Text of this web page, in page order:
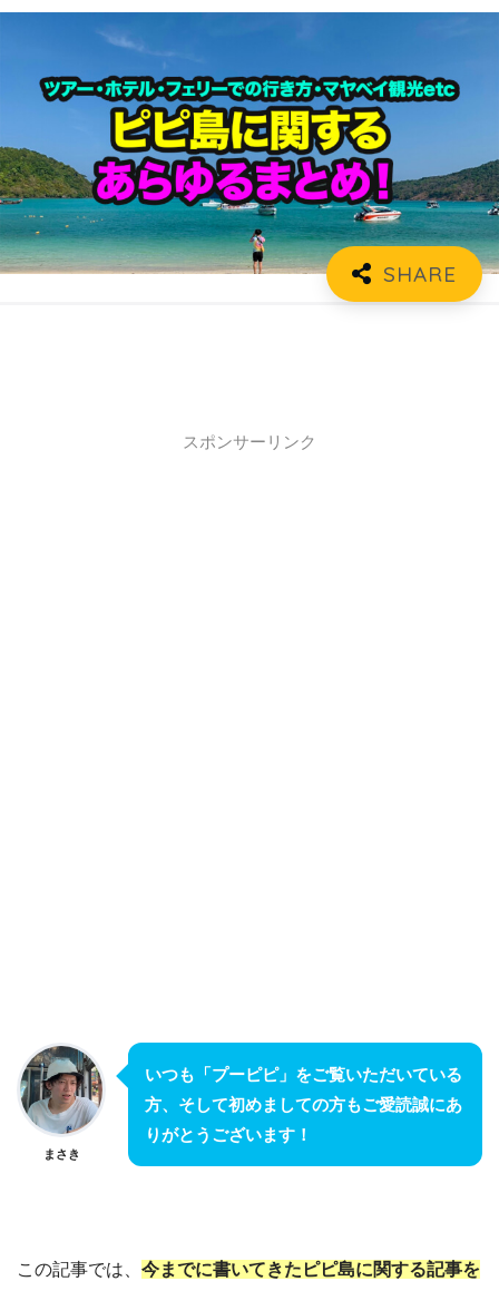
スポンサーリンク
まさき
いつも「プーピピ」をご覧いただいている
方、そして初めましての方もご愛読誠にあ
りがとうございます！
この記事では、 今までに書いてきたピピ島に関する記事を